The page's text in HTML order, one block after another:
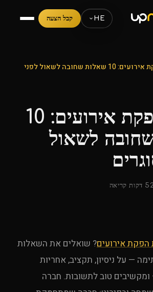
HE קבל הצעה
חברת הפקת אירועים: 10 שאלות שחובה לשאול לפני
חברת הפקת אירועים: 10
לשאול
5 דקות קריאה
הפקת אירועים? שואלים את השאלות
— על ניסיון, תקציב, אחריות
ומקשיבים טוב לתשובות. חברה